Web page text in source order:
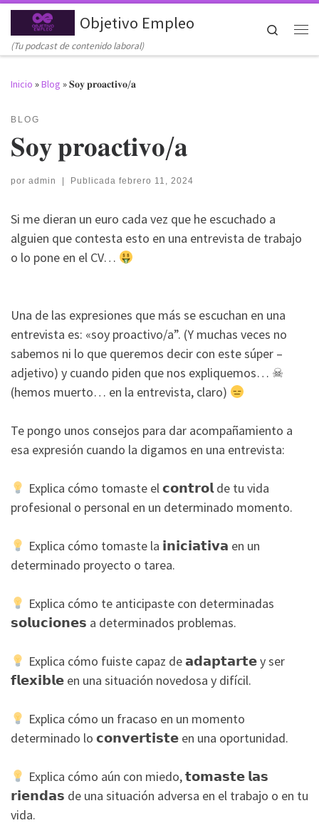
Saltar al contenidoObjetivo Empleo
(Tu podcast de contenido laboral)
Search
Inicio »Blog »𝐒𝐨𝐲 𝐩𝐫𝐨𝐚𝐜𝐭𝐢𝐯𝐨/𝐚
BLOG
𝐒𝐨𝐲 𝐩𝐫𝐨𝐚𝐜𝐭𝐢𝐯𝐨/𝐚
por admin | Publicada febrero 11, 2024
Si me dieran un euro cada vez que he escuchado a
alguien que contesta esto en una entrevista de trabajo
o lo pone en el CV…
Una de las expresiones que más se escuchan en una
entrevista es: «soy proactivo/a”. (Y muchas veces no
sabemos ni lo que queremos decir con este súper –
adjetivo) y cuando piden que nos expliquemos… ☠
(hemos muerto… en la entrevista, claro)
Te pongo unos consejos para dar acompañamiento a
esa expresión cuando la digamos en una entrevista:
Explica cómo tomaste el 𝗰𝗼𝗻𝘁𝗿𝗼𝗹 de tu vida
profesional o personal en un determinado momento.
Explica cómo tomaste la 𝗶𝗻𝗶𝗰𝗶𝗮𝘁𝗶𝘃𝗮 en un
determinado proyecto o tarea.
Explica cómo te anticipaste con determinadas
𝘀𝗼𝗹𝘂𝗰𝗶𝗼𝗻𝗲𝘀 a determinados problemas.
Explica cómo fuiste capaz de 𝗮𝗱𝗮𝗽𝘁𝗮𝗿𝘁𝗲 y ser
𝗳𝗹𝗲𝘅𝗶𝗯𝗹𝗲 en una situación novedosa y difícil.
Explica cómo un fracaso en un momento
determinado lo 𝗰𝗼𝗻𝘃𝗲𝗿𝘁𝗶𝘀𝘁𝗲 en una oportunidad.
Explica cómo aún con miedo, 𝘁𝗼𝗺𝗮𝘀𝘁𝗲 𝗹𝗮𝘀
𝗿𝗶𝗲𝗻𝗱𝗮𝘀 de una situación adversa en el trabajo o en tu
vida.